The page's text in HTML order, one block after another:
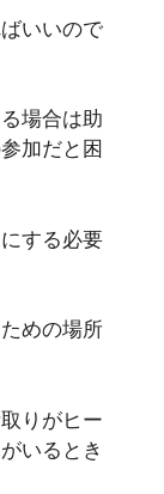
いいので
場合は助
加だと困
する必要
めの場所
りがヒー
いるとき